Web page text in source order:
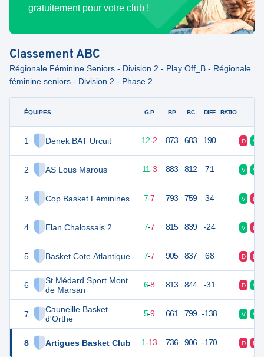
gratuitement pour votre club !
ClassementABC
Régionale Féminine Seniors - Division 2 - Play Off_B - Régionale
féminine seniors - Division 2 - Phase 2
ÉQUIPES
1 Denek BAT Urcuit
2 AS Lous Marous
3 Cop Basket Féminines
4 Elan Chalossais 2
5 Basket Cote Atlantique
6
St Médard Sport Mont
de Marsan
7
Cauneille Basket
d'Orthe
8 Artigues Basket Club
G-P BP BC DIFF RATIO
26 12-2 873 683 190 D V
25 11-3 883 812 71 V V
21 14 7-7 793 759 34 V D
21 7-7 815 839 -24 V D
21 14 7-7 905 837 68 D D
20 14 6-8 813 844 -31 D V
19 5-9 661 799 -138 V V
15 14 1-13 736 906 -170 D D